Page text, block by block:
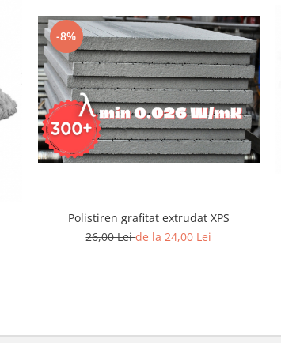
-8%
Polistiren grafitat extrudat XPS
26,00 Leide la 24,00 Lei